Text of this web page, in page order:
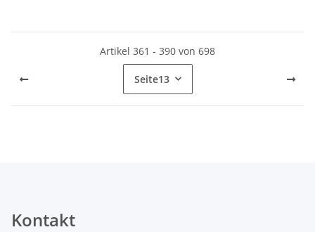
Artikel 361 - 390 von 698
Seite13
Kontakt